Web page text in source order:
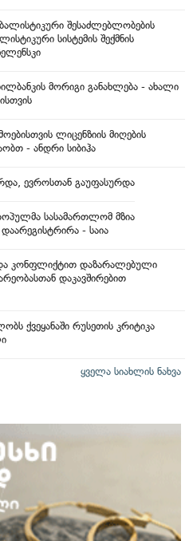
შესაძლებლობების
სისტემის შექმნის
მორიგი განახლება - ახალი
ლიცენზიის მიღების
- ანდრი სიბიჰა
ევროსთან გაუფასურდა
სასამართლომ მზია
- საია
კონფლიქტით დაზარალებული
დაკავშირებით
ქვეყანაში რუსეთის კრიტიკა
ყველა სიახლის ნახვა